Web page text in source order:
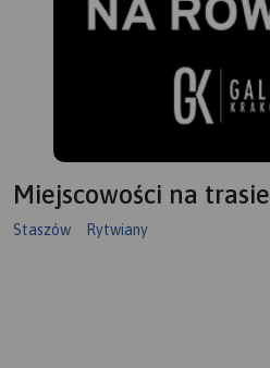
Miejscowości na trasie
Staszów Rytwiany